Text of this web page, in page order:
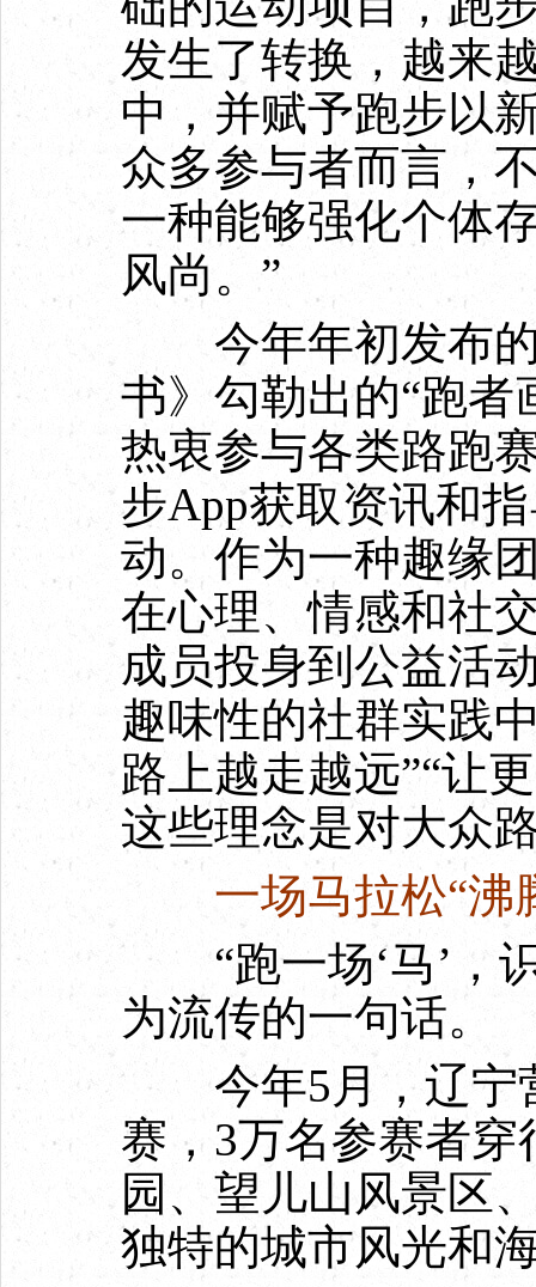
发生了转换，越来
中，并赋予跑步以
众多参与者而言，
一种能够强化个体
风尚。”
今年年初发布的
书》勾勒出的“跑者
热衷参与各类路跑
步App获取资讯和
动。作为一种趣缘
在心理、情感和社
成员投身到公益活
趣味性的社群实践
路上越走越远”“让
这些理念是对大众
一场马拉松“沸
“跑一场‘马’，识
为流传的一句话。
今年5月，辽宁营
赛，3万名参赛者
园、望儿山风景区
独特的城市风光和